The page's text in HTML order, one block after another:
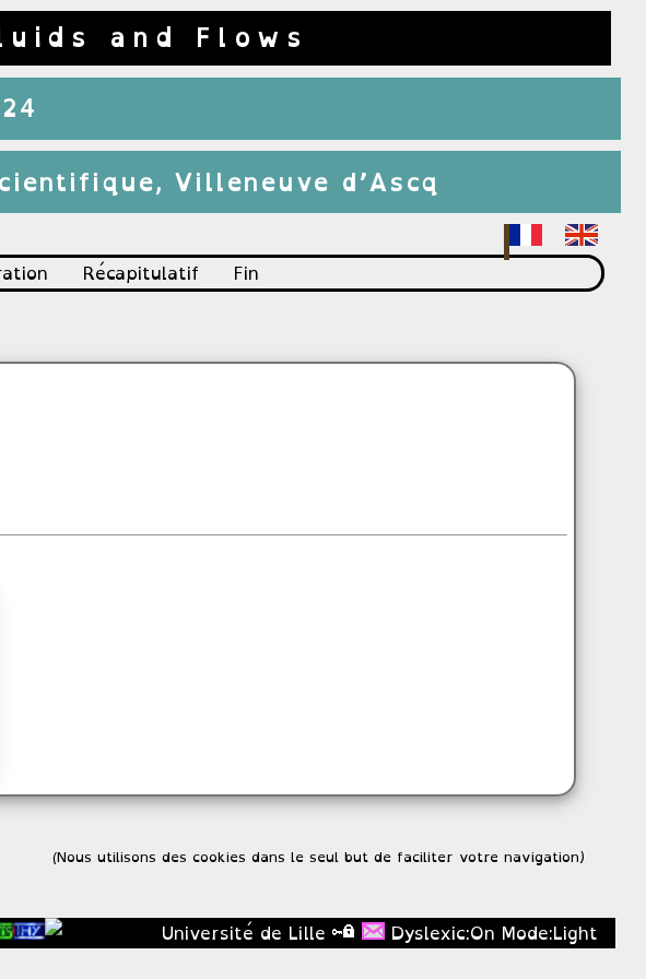
and Flows
Villeneuve d’Ascq
Récapitulatif
Fin
(Nous utilisons des cookies dans le seul but de faciliter votre navigation)
Université de Lille Dyslexic:On Mode:Light